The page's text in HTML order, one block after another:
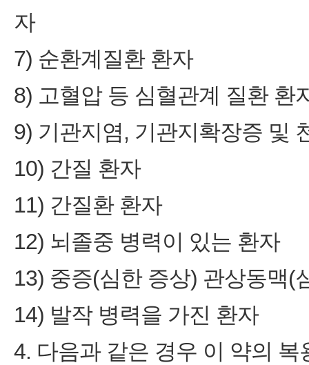
자
7) 순환계질환 환자
8) 고혈압 등 심혈관계 질환 환
9) 기관지염, 기관지확장증 및
10) 간질 환자
11) 간질환 환자
12) 뇌졸중 병력이 있는 환자
13) 중증(심한 증상) 관상동맥(
14) 발작 병력을 가진 환자
4. 다음과 같은 경우 이 약의